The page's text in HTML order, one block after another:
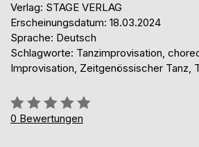
Verlag: STAGE VERLAG
Erscheinungsdatum: 18.03.2024
Sprache: Deutsch
Schlagworte: Tanzimprovisation,
Improvisation, Zeitgenössischer Tanz,
Bewertung::
0%
0 Bewertungen